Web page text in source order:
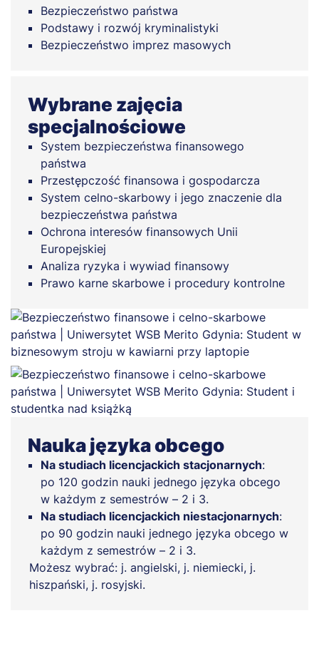
Bezpieczeństwo państwa
Podstawy i rozwój kryminalistyki
Bezpieczeństwo imprez masowych
Wybrane zajęcia
specjalnościowe
System bezpieczeństwa finansowego
państwa
Przestępczość finansowa i gospodarcza
System celno-skarbowy i jego znaczenie dla
bezpieczeństwa państwa
Ochrona interesów finansowych Unii
Europejskiej
Analiza ryzyka i wywiad finansowy
Prawo karne skarbowe i procedury kontrolne
Nauka języka obcego
Na studiach licencjackich stacjonarnych:
po 120 godzin nauki jednego języka obcego
w każdym z semestrów – 2 i 3.
Na studiach licencjackich niestacjonarnych:
po 90 godzin nauki jednego języka obcego w
każdym z semestrów – 2 i 3.
Możesz wybrać: j. angielski, j. niemiecki, j.
hiszpański, j. rosyjski.